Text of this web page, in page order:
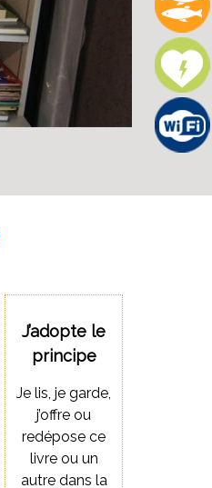
J’adopte le
principe
Je lis, je garde,
j’offre ou
redépose ce
livre ou un
autre dans la